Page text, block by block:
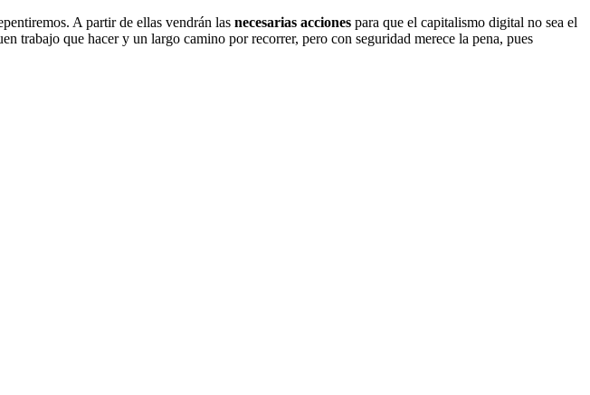
A partir de ellas vendrán las necesarias acciones para que el capitalismo digital no sea el
trabajo que hacer y un largo camino por recorrer, pero con seguridad merece la pena, pues